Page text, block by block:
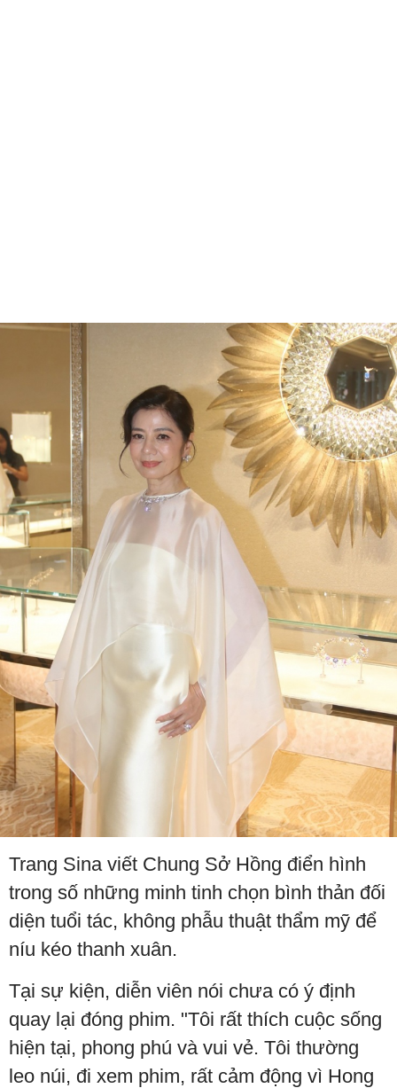
Trang Sina viết Chung Sở Hồng điển hình
trong số những minh tinh chọn bình thản đối
diện tuổi tác, không phẫu thuật thẩm mỹ để
níu kéo thanh xuân.
Tại sự kiện, diễn viên nói chưa có ý định
quay lại đóng phim. "Tôi rất thích cuộc sống
hiện tại, phong phú và vui vẻ. Tôi thường
leo núi, đi xem phim, rất cảm động vì Hong